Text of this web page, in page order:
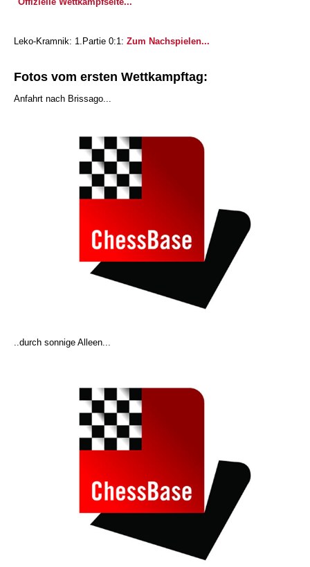
Leko-Kramnik: 1.Partie 0:1: Zum Nachspielen...
Fotos vom ersten Wettkampftag:
Anfahrt nach Brissago...
..durch sonnige Alleen...